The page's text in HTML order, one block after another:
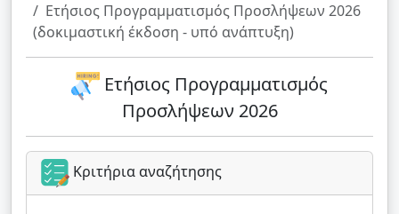
Ετήσιος Προγραμματισμός Προσλήψεων 2026
(δοκιμαστική έκδοση - υπό ανάπτυξη)
Ετήσιος Προγραμματισμός
Προσλήψεων 2026
Κριτήρια αναζήτησης